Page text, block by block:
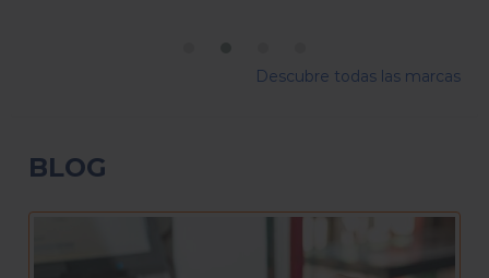
Descubre todas las marcas
BLOG